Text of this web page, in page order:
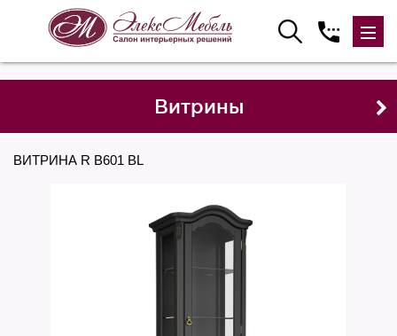
Витрины
ВИТРИНА R В601 BL